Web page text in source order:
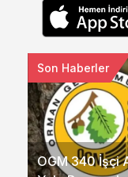
OGM 340 İşçi
Son Haberler